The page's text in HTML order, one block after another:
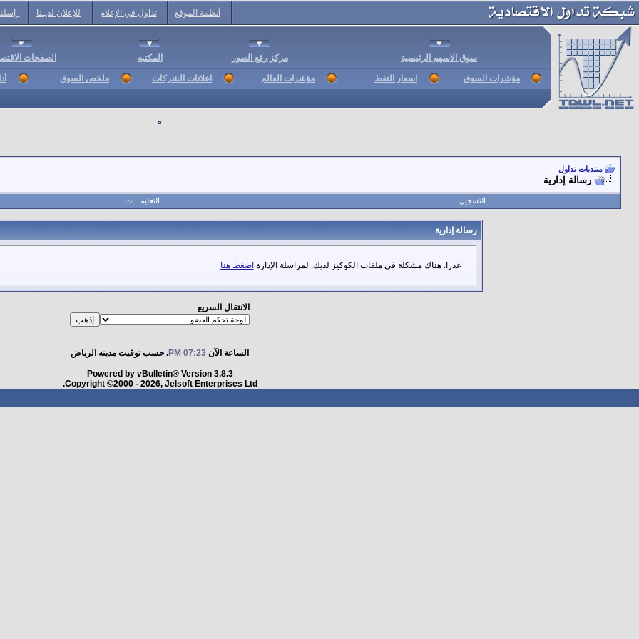
أنظمة الموقع تداول في الإعلام للإعلان لديـنا
سوق الاسهم الرئيسية مركز رفع الصور المكتبه الصفحات
مؤشرات السوق اسعار النفط مؤشرات العالم اعلانات الشركات ملخص السوق
منتديات تداول
رسالة إدارية
التسجيل التعليمـــات
رسالة إدارية
عذرا. هناك مشكلة فى ملفات الكوكيز لديك. لمراسلة الإدارة اضغط هنا
الانتقال السريع
الساعة الآن 07:23 PM . حسب توقيت مدينه الرياض
Powered by vBulletin® Version 3.8.3
Copyright ©2000 - 2026, Jelsoft Enterprises Ltd.